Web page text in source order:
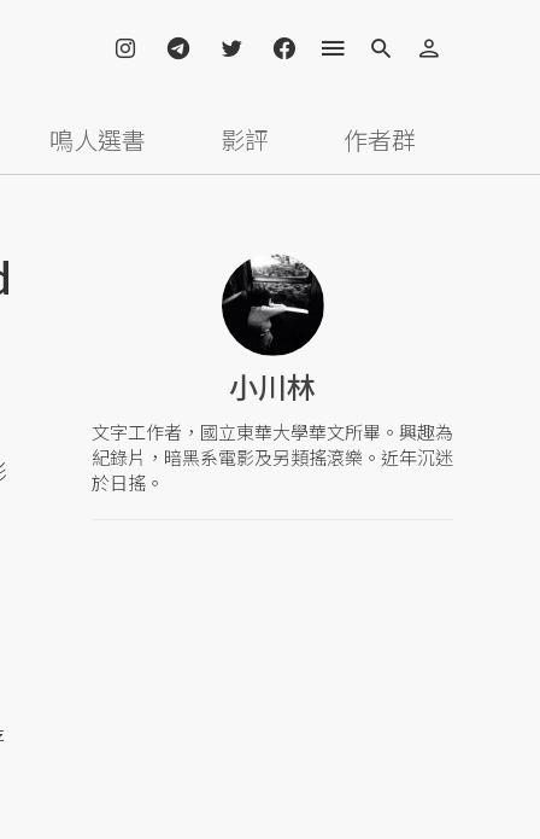
鳴人選書 影評 作者群
小川林
文字工作者，國立東華大學華文所畢。興趣為
紀錄片，暗黑系電影及另類搖滾樂。近年沉迷
於日搖。